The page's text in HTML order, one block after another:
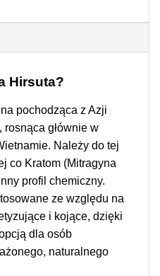
Hirsuta?
pochodząca z Azji
rosnąca głównie w
Należy do tej
co Kratom (Mitragyna
profil chemiczny.
ze względu na
i kojące, dzięki
dla osób
naturalnego